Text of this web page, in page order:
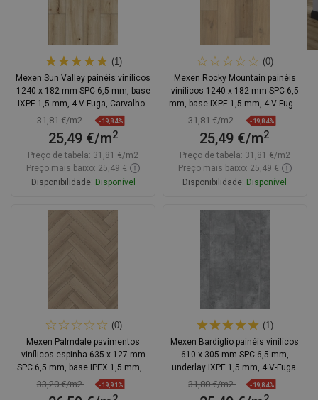
(1)
Mexen Sun Valley painéis vinílicos
1240 x 182 mm SPC 6,5 mm, base
IXPE 1,5 mm, 4 V-Fuga, Carvalho -
F1006-1240-182-505-4V1-01
31,81 €/m2 -19,84%
25,49 €/m2
Preço de tabela: 31,81 €/m2
Preço mais baixo: 25,49 €
Disponibilidade: Disponível
Adicionar
(0)
Mexen Rocky Mountain painéis
vinílicos 1240 x 182 mm SPC 6,5
mm, base IXPE 1,5 mm, 4 V-Fuga,
Carvalho
31,81 €/m2 -19,84%
25,49 €/m2
Preço de tabela: 31,81 €/m2
Preço mais baixo: 25,49 €
Disponibilidade: Disponível
Adicionar
(0)
Mexen Palmdale pavimentos
vinílicos espinha 635 x 127 mm
SPC 6,5 mm, base IPEX 1,5 mm, 4
V-Fuga, Carvalho
33,20 €/m2 -19,91%
(1)
Mexen Bardiglio painéis vinílicos
610 x 305 mm SPC 6,5 mm,
underlay IXPE 1,5 mm, 4 V-Fuga,
Pedra - F1145-0610-305-505-4V1-
31,80 €/m2 -19,84%